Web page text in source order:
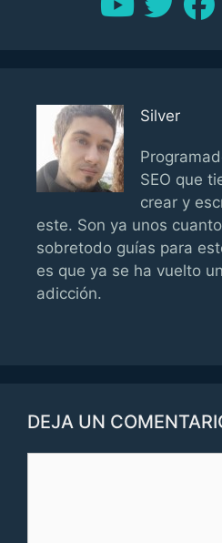
Silver
SEO que
crear y
este. Son ya unos
sobretodo guías para
es que ya se ha vuelto
adicción.
DEJA UN